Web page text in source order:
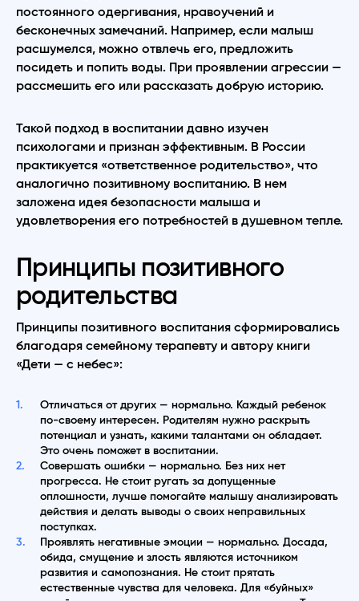
постоянного одергивания, нравоучений и
бесконечных замечаний. Например, если малыш
расшумелся, можно отвлечь его, предложить
посидеть и попить воды. При проявлении агрессии —
рассмешить его или рассказать добрую историю.
Такой подход в воспитании давно изучен
психологами и признан эффективным. В России
практикуется «ответственное родительство», что
аналогично позитивному воспитанию. В нем
заложена идея безопасности малыша и
удовлетворения его потребностей в душевном тепле.
Принципы позитивного
родительства
Принципы позитивного воспитания сформировались
благодаря семейному терапевту и автору книги
«Дети — с небес»:
Отличаться от других — нормально. Каждый ребенок
по-своему интересен. Родителям нужно раскрыть
потенциал и узнать, какими талантами он обладает.
Это очень поможет в воспитании.
Совершать ошибки — нормально. Без них нет
прогресса. Не стоит ругать за допущенные
оплошности, лучше помогайте малышу анализировать
действия и делать выводы о своих неправильных
поступках.
Проявлять негативные эмоции — нормально. Досада,
обида, смущение и злость являются источником
развития и самопознания. Не стоит прятать
естественные чувства для человека. Для «буйных»